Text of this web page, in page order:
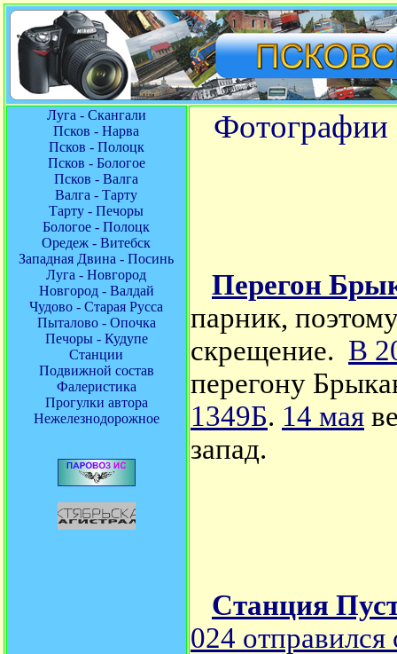
Луга - Скангали
Псков - Нарва
Псков - Полоцк
Псков - Бологое
Псков - Валга
Валга - Тарту
Тарту - Печоры
Бологое - Полоцк
Оредеж - Витебск
Западная Двина - Посинь
Луга - Новгород
Новгород - Валдай
Чудово - Старая Русса
Пыталово - Опочка
Печоры - Кудупе
Станции
Подвижной состав
Фалеристика
Прогулки автора
Нежелезнодорожное
Фотографии
Перегон
парник,
скрещение. В
перегону
1349Б. 14 мая
запад.
Станция
024